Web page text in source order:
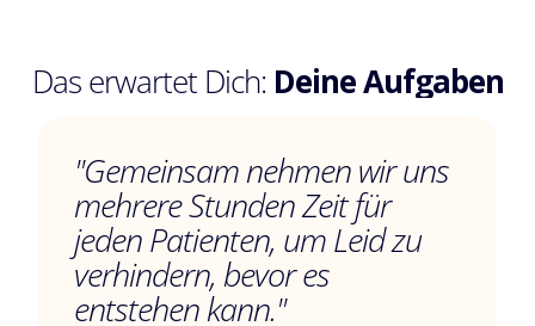
Das erwartet Dich: Deine Aufgaben
"Gemeinsam nehmen wir uns
mehrere Stunden Zeit für
jeden Patienten, um Leid zu
verhindern, bevor es
entstehen kann."